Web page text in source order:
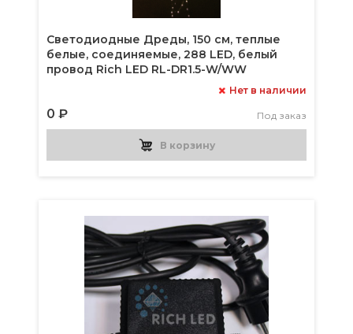
Светодиодные Дреды, 150 см, теплые
белые, соединяемые, 288 LED, белый
провод Rich LED RL-DR1.5-W/WW
0 ₽
Нет в наличии
Под заказ
В корзину